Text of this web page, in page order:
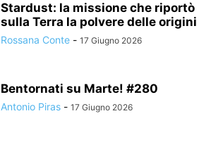
Stardust: la missione che riportò
sulla Terra la polvere delle origini
Rossana Conte - 17 Giugno 2026
Bentornati su Marte! #280
Antonio Piras - 17 Giugno 2026